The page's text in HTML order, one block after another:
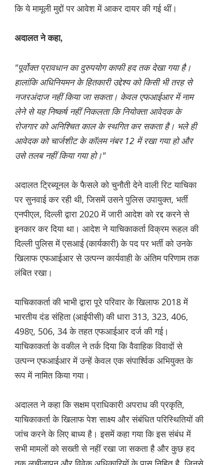
कि ये मामूली मुद्दों पर आवेश में आकर दायर की गई थीं।
अदालत ने कहा,
"पूर्वोक्त प्रावधान का दुरुपयोग काफी हद तक देखा गया है।
हालांकि अधिनियमन के हितकारी उद्देश्य को किसी भी तरह से
नजरअंदाज नहीं किया जा सकता। केवल एफआईआर में नाम
लेने से यह निष्कर्ष नहीं निकलता कि नियोक्ता आवेदक के
रोजगार को अनिश्चित काल के स्थगित कर सकता है। भले ही
आवेदक को चार्जशीट के कॉलम नंबर 12 में रखा गया हो और
उसे तलब नहीं किया गया हो।"
अदालत ट्रिब्यूनल के फैसले को चुनौती देने वाली रिट याचिका
पर सुनवाई कर रही थी, जिसमें उसने पुलिस उपायुक्त, भर्ती
एनपीएल, दिल्ली द्वारा 2020 में जारी आदेश को रद्द करने से
इनकार कर दिया था। आदेश ने याचिकाकर्ता विक्रम रूहल की
दिल्ली पुलिस में एसआई (कार्यकारी) के पद पर भर्ती को उनके
खिलाफ एफआईआर से उत्पन्न कार्यवाही के अंतिम परिणाम तक
लंबित रखा।
याचिकाकर्ता की भाभी द्वारा पूरे परिवार के खिलाफ 2018 में
भारतीय दंड संहिता (आईपीसी) की धारा 313, 323, 406,
498ए, 506, 34 के तहत एफआईआर दर्ज की गई।
याचिकाकर्ता के वकील ने तर्क दिया कि वैवाहिक विवादों से
उत्पन्न एफआईआर में उन्हें केवल एक संपार्श्विक अभियुक्त के
रूप में नामित किया गया।
अदालत ने कहा कि सक्षम प्राधिकारी अपराध की प्रकृति,
याचिकाकर्ता के खिलाफ पेश साक्ष्य और संबंधित परिस्थितियों की
जांच करने के लिए बाध्य है। इसमें कहा गया कि इस संबंध में
सभी मामलों को सख्ती से नहीं रखा जा सकता है और कुछ हद